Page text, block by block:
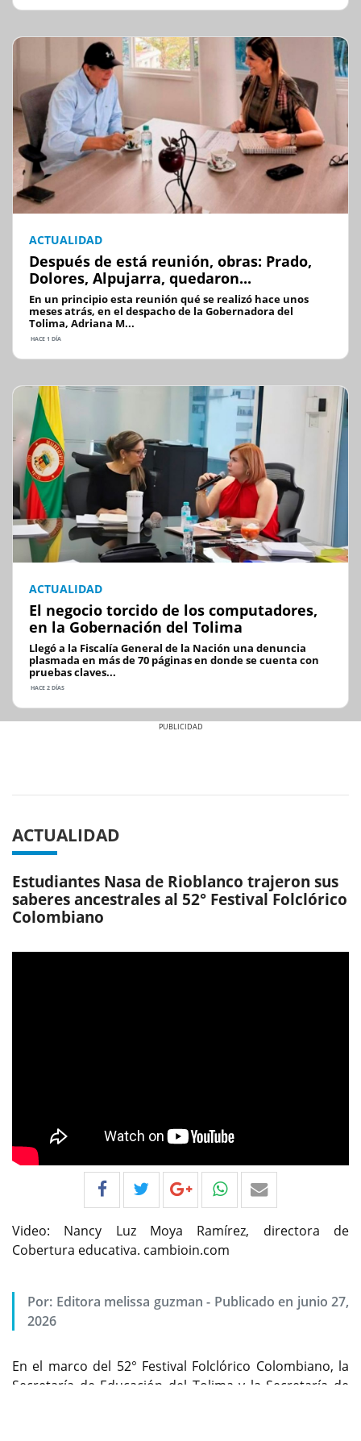
ACTUALIDAD
Después de está reunión, obras: Prado,
Dolores, Alpujarra, quedaron...
En un principio esta reunión qué se realizó hace unos
meses atrás, en el despacho de la Gobernadora del
Tolima, Adriana M...
HACE 1 DÍA
ACTUALIDAD
El negocio torcido de los computadores,
en la Gobernación del Tolima
Llegó a la Fiscalía General de la Nación una denuncia
plasmada en más de 70 páginas en donde se cuenta con
pruebas claves...
HACE 2 DÍAS
ACTUALIDAD
Estudiantes Nasa de Rioblanco trajeron sus
saberes ancestrales al 52° Festival Folclórico
Colombiano
Video: Nancy Luz Moya Ramírez, directora de
Cobertura educativa. cambioin.com
Por: Editora melissa guzman - Publicado en junio 27,
2026
En el marco del 52° Festival Folclórico Colombiano, la
Secretaría de Educación del Tolima y la Secretaría de